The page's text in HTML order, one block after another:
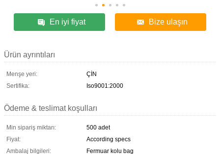
En iyi fiyat Bize ulaşın
Ürün ayrıntıları
Menşe yeri:
ÇİN
Sertifika:
Iso9001:2000
Ödeme & teslimat koşulları
Min sipariş miktarı:
500 adet
Fiyat:
According specs
Ambalaj bilgileri:
Fermuar kolu bag